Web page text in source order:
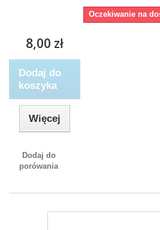
Oczekiwanie na
8,00 zł
Dodaj do
koszyka
Więcej
Dodaj do
porówania